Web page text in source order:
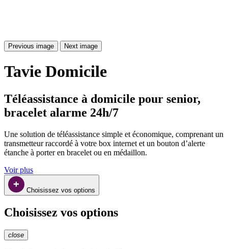
Previous image Next image
Tavie Domicile
Téléassistance à domicile pour senior,
bracelet alarme 24h/7
Une solution de téléassistance simple et économique, comprenant un
transmetteur raccordé à votre box internet et un bouton d’alerte
étanche à porter en bracelet ou en médaillon.
Voir plus
Choisissez vos options
Choisissez vos options
close